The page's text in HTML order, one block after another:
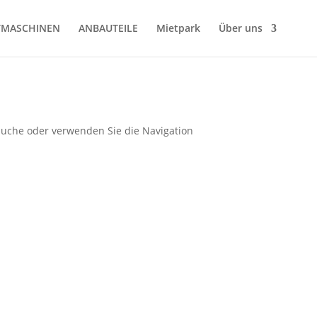
ANBAUTEILE Mietpark Über uns
oder verwenden Sie die Navigation